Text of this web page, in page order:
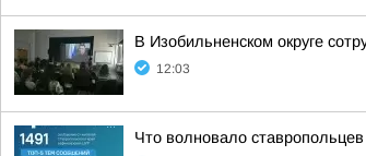
В Изобильненском округе
12:03
Что волновало